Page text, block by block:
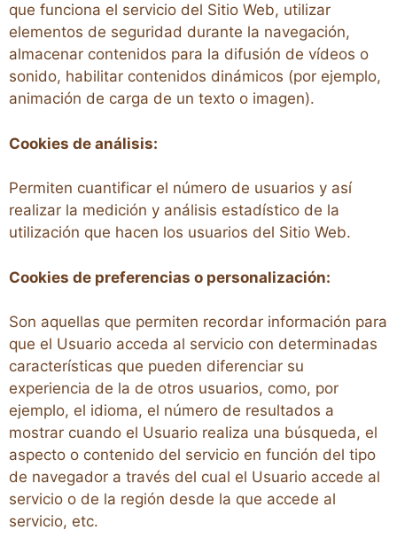
que funciona el servicio del Sitio Web, utilizar
elementos de seguridad durante la navegación,
almacenar contenidos para la difusión de vídeos o
sonido, habilitar contenidos dinámicos (por ejemplo,
animación de carga de un texto o imagen).
Cookies de análisis:
Permiten cuantificar el número de usuarios y así
realizar la medición y análisis estadístico de la
utilización que hacen los usuarios del Sitio Web.
Cookies de preferencias o personalización:
Son aquellas que permiten recordar información para
que el Usuario acceda al servicio con determinadas
características que pueden diferenciar su
experiencia de la de otros usuarios, como, por
ejemplo, el idioma, el número de resultados a
mostrar cuando el Usuario realiza una búsqueda, el
aspecto o contenido del servicio en función del tipo
de navegador a través del cual el Usuario accede al
servicio o de la región desde la que accede al
servicio, etc.